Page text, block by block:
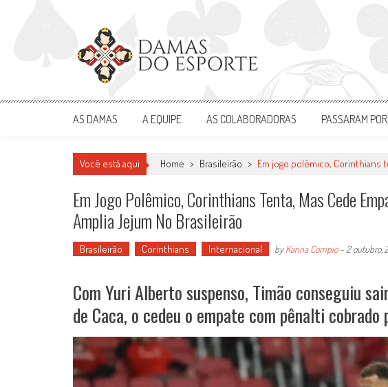
Damas do Esporte
Descobrindo talentos femininos para o meio esportivo
AS DAMAS A EQUIPE AS COLABORADORAS PASSARAM
Você está aqui Home > Brasileirão > Em jogo polêmico, Corinthians
Em Jogo Polêmico, Corinthians Tenta, Mas Cede
Amplia Jejum No Brasileirão
Brasileirão Corinthians Internacional byKarina Corripio- 2 outubro,
Com Yuri Alberto suspenso, Timão conseguiu
de Caca, o cedeu o empate com pênalti cobrado